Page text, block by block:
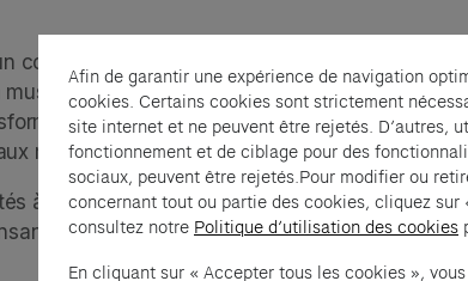
concert ludique, un moment de complicité
pour enfants à travers un univers
en instruments. Le pouet-pouet, le
mythiques Korg MS20, à la Roland TR-808 ou
à s’immerger dans l’univers lumineux et
Afin de garantir une expérience de navigation
cookies. Certains cookies sont strictement
site internet et ne peuvent être rejetés. D’autres,
fonctionnement et de ciblage pour des
sociaux, peuvent être rejetés.Pour modifier ou
concernant tout ou partie des cookies, cliquez sur
consultez notre Politique d’utilisation des cookies
En cliquant sur « Accepter tous les cookies »,